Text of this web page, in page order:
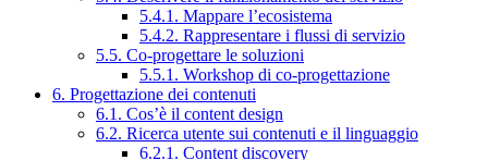
5.4.1. Mappare l’ecosistema
5.4.2. Rappresentare i flussi di servizio
5.5. Co-progettare le soluzioni
5.5.1. Workshop di co-progettazione
6. Progettazione dei contenuti
6.1. Cos’è il content design
6.2. Ricerca utente sui contenuti e il linguaggio
6.2.1. Content discovery